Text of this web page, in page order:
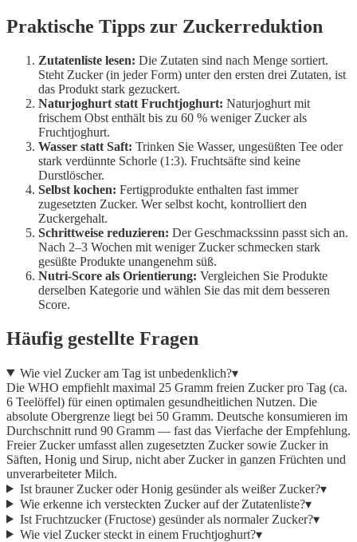
Praktische Tipps zur Zuckerreduktion
Zutatenliste lesen: Die Zutaten sind nach Menge sortiert.
Steht Zucker (in jeder Form) unter den ersten drei Zutaten, ist
das Produkt stark gezuckert.
Naturjoghurt statt Fruchtjoghurt: Naturjoghurt mit
frischem Obst enthält bis zu 60 % weniger Zucker als
Fruchtjoghurt.
Wasser statt Saft: Trinken Sie Wasser, ungesüßten Tee oder
stark verdünnte Schorle (1:3). Fruchtsäfte sind keine
Durstlöscher.
Selbst kochen: Fertigprodukte enthalten fast immer
zugesetzten Zucker. Wer selbst kocht, kontrolliert den
Zuckergehalt.
Schrittweise reduzieren: Der Geschmackssinn passt sich an.
Nach 2–3 Wochen mit weniger Zucker schmecken stark
gesüßte Produkte unangenehm süß.
Nutri-Score als Orientierung: Vergleichen Sie Produkte
derselben Kategorie und wählen Sie das mit dem besseren
Score.
Häufig gestellte Fragen
Wie viel Zucker am Tag ist unbedenklich?▾
Die WHO empfiehlt maximal 25 Gramm freien Zucker pro Tag (ca.
6 Teelöffel) für einen optimalen gesundheitlichen Nutzen. Die
absolute Obergrenze liegt bei 50 Gramm. Deutsche konsumieren im
Durchschnitt rund 90 Gramm — fast das Vierfache der Empfehlung.
Freier Zucker umfasst allen zugesetzten Zucker sowie Zucker in
Säften, Honig und Sirup, nicht aber Zucker in ganzen Früchten und
unverarbeiteter Milch.
Ist brauner Zucker oder Honig gesünder als weißer Zucker?▾
Wie erkenne ich versteckten Zucker auf der Zutatenliste?▾
Ist Fruchtzucker (Fructose) gesünder als normaler Zucker?▾
Wie viel Zucker steckt in einem Fruchtjoghurt?▾